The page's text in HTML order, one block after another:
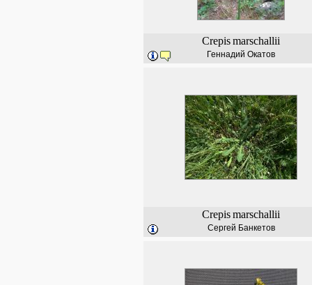
Crepismarschallii
Геннадий Окатов
Crepismarschallii
Сергей Банкетов